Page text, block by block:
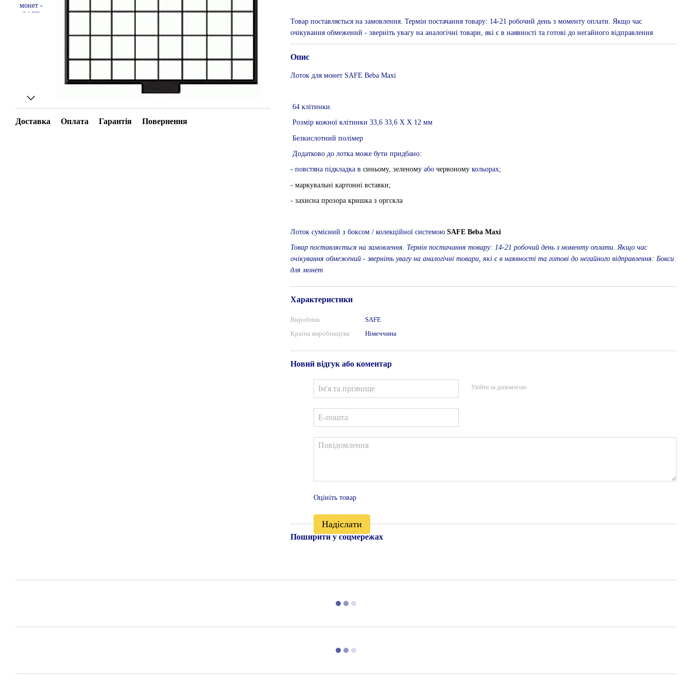
Доставка Оплата Гарантія Повернення
Товар поставляється на замовлення. Термін постачання товару: 14-21 робочий день з моменту оплати. Якщо час
очікування обмежений - зверніть увагу на аналогічні товари, які є в наявності та готові до негайного відправлення
Опис
Лоток для монет SAFE Beba Maxi
64 клітинки.
Розмір кожної клітинки 33,6 33,6 Х Х 12 мм
Безкислотний полімер
Додатково до лотка може бути придбано:
- повстяна підкладка в синьому, зеленомуабо червономукольорах;
- маркувальні картонні вставки;
- захисна прозора кришка з оргскла
Лоток сумісний з боксом / колекційної системою SAFE Beba Maxi
Товар поставляється на замовлення. Термін постачання товару: 14-21 робочий день з моменту оплати. Якщо час
очікування обмежений - зверніть увагу на аналогічні товари, які є в наявності та готові до негайного відправлення: Бокси
для монет
Характеристики
Виробник
SAFE
Країна виробництва
Німеччина
Новий відгук або коментар
Увійти за допомогою
Оцініть товар
Надіслати
Поширити у соцмережах